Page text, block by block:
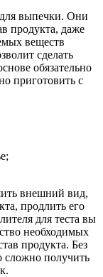
выпечки. Они
продукта, даже
веществ
сделать
обязательно
приготовить с
внешний вид,
продлить его
для теста вы
необходимых
продукта. Без
сложно получить